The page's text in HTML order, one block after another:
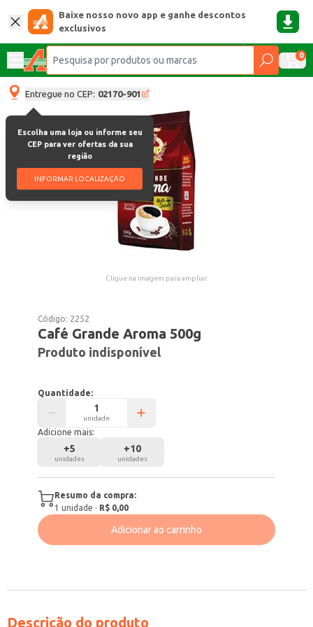
Baixe nosso novo app e ganhe descontos
exclusivos
0
Entregue no CEP: 02170-901
Escolha uma loja ou informe seu
CEP para ver ofertas da sua
região
INFORMAR LOCALIZAÇÃO
Clique na imagem para ampliar.
Código: 2252
Café Grande Aroma 500g
Produto indisponível
Quantidade:
unidade
Adicione mais:
+5
unidades
+10
unidades
Resumo da compra:
1 unidade · R$ 0,00
Adicionar ao carrinho
Descrição do produto